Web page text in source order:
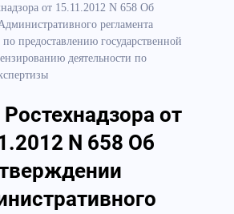
от 15.11.2012 N 658 Об
регламента
по предоставлению государственной
деятельности по
от
N 658 Об